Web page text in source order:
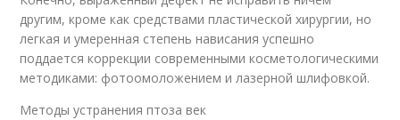
другим, кроме как средствами пластической хирургии, но
легкая и умеренная степень нависания успешно
поддается коррекции современными косметологическими
методиками: фотоомоложением и лазерной шлифовкой.
Методы устранения птоза век